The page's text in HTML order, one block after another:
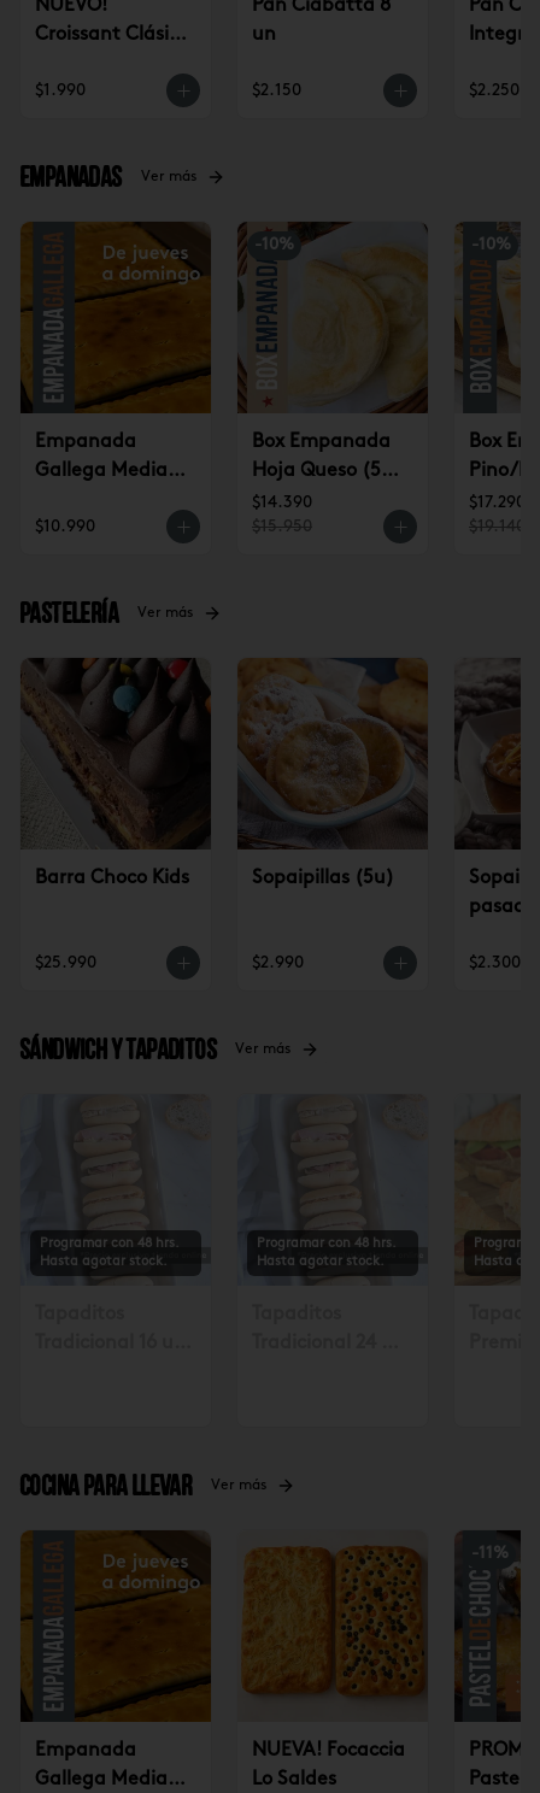
NUEVO!
Croissant Clásico
$1.990
Pan Ciabatta 8
un
$2.150
Pan
$2.250
Empanadas Ver más
Empanada
Gallega Mediana
domingo)
$10.990
-10%
Box Empanada
Hoja Queso (5u)
$14.390
$14.390
$15.950
-10%
Box
Pino/
(6u)
$17.290
$19.140
Pastelería Ver más
Barra Choco Kids
$25.990
Sopaipillas (5u)
$2.990 $2.300
Sándwich y tapaditos Ver más
Programar con 48 hrs.
Hasta agotar stock.
Programar con 48 hrs.
Hasta agotar stock.
Hasta
Cocina para llevar Ver más
Empanada
Gallega Mediana
NUEVA! Focaccia
Lo Saldes
-11 %
Pastel